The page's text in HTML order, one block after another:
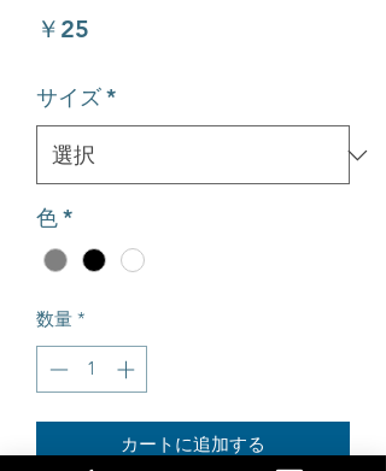
￥25
サイズ*
色*
数量 *
カートに追加する